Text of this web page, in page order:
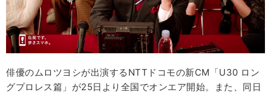
俳優のムロツヨシが出演するNTTドコモの新CM「U30 ロン
グプロレス篇」が25日より全国でオンエア開始。また、同日